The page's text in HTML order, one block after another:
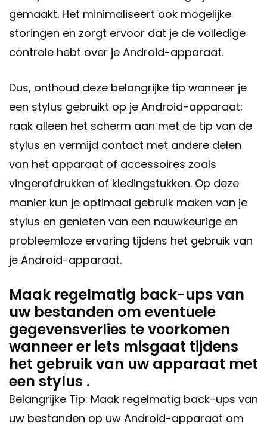
gemaakt. Het minimaliseert ook mogelijke
storingen en zorgt ervoor dat je de volledige
controle hebt over je Android-apparaat.
Dus, onthoud deze belangrijke tip wanneer je
een stylus gebruikt op je Android-apparaat:
raak alleen het scherm aan met de tip van de
stylus en vermijd contact met andere delen
van het apparaat of accessoires zoals
vingerafdrukken of kledingstukken. Op deze
manier kun je optimaal gebruik maken van je
stylus en genieten van een nauwkeurige en
probleemloze ervaring tijdens het gebruik van
je Android-apparaat.
Maak regelmatig back-ups van
uw bestanden om eventuele
gegevensverlies te voorkomen
wanneer er iets misgaat tijdens
het gebruik van uw apparaat met
een stylus .
Belangrijke Tip: Maak regelmatig back-ups van
uw bestanden op uw Android-apparaat om